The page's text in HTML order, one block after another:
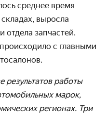
среднее время
выросла
отдела запчастей.
с главными
работы
марок,
регионах. Три